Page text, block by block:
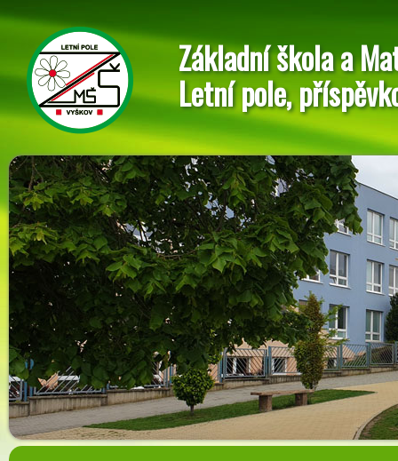
Základní škola a
Letní pole,